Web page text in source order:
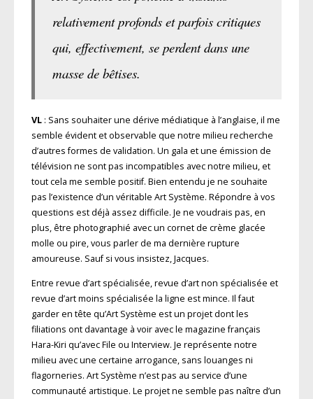
relativement profonds et parfois critiques
qui, effectivement, se perdent dans une
masse de bêtises.
VL: Sans souhaiter une dérive médiatique à l’anglaise, il me
semble évident et observable que notre milieu recherche
d’autres formes de validation. Un gala et une émission de
télévision ne sont pas incompatibles avec notre milieu, et
tout cela me semble positif. Bien entendu je ne souhaite
pas l’existence d’un véritable Art Système. Répondre à vos
questions est déjà assez difficile. Je ne voudrais pas, en
plus, être photographié avec un cornet de crème glacée
molle ou pire, vous parler de ma dernière rupture
amoureuse. Sauf si vous insistez, Jacques.
Entre revue d’art spécialisée, revue d’art non spécialisée et
revue d’art moins spécialisée la ligne est mince. Il faut
garder en tête qu’Art Système est un projet dont les
filiations ont davantage à voir avec le magazine français
Hara-Kiri qu’avec File ou Interview. Je représente notre
milieu avec une certaine arrogance, sans louanges ni
flagorneries. Art Système n’est pas au service d’une
communauté artistique. Le projet ne semble pas naître d’un